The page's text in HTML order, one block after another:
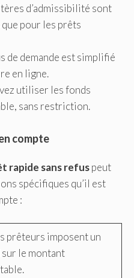
d’admissibilité sont
pour les prêts
de demande est simplifié
en ligne.
utiliser les fonds
sans restriction.
compte
rapide sans refuspeut
spécifiques qu’il est
:
prêteurs imposent un
le montant